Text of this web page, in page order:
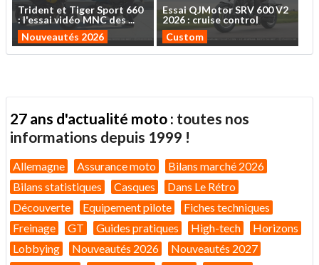
Trident et TigerSport 660
: l'essaividéo MNCdes...
Nouveautés 2026
EssaiQJMotorSRV 600V2
2026 : cruise control
Custom
27 ans d'actualité moto : toutes nos
informations depuis 1999 !
Allemagne Assurance moto
Bilans marché 2026
Bilans statistiques
Casques
Dans Le Rétro
Découverte
Equipement pilote
Fiches techniques
Freinage
GT Guides pratiques High-tech
Horizons
Lobbying
Nouveautés 2026
Nouveautés 2027